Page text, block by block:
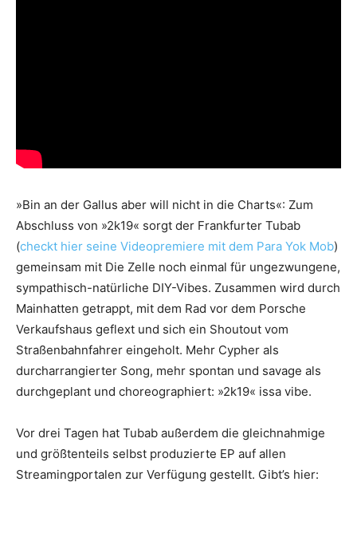
»Bin an der Gallus aber will nicht in die Charts«: Zum
Abschluss von »2k19« sorgt der Frankfurter Tubab
(checkt hier seine Videopremiere mit dem Para Yok Mob)
gemeinsam mit Die Zelle noch einmal für ungezwungene,
sympathisch-natürliche DIY-Vibes. Zusammen wird durch
Mainhatten getrappt, mit dem Rad vor dem Porsche
Verkaufshaus geflext und sich ein Shoutout vom
Straßenbahnfahrer eingeholt. Mehr Cypher als
durcharrangierter Song, mehr spontan und savage als
durchgeplant und choreographiert: »2k19« issa vibe.
Vor drei Tagen hat Tubab außerdem die gleichnahmige
und größtenteils selbst produzierte EP auf allen
Streamingportalen zur Verfügung gestellt. Gibt’s hier: